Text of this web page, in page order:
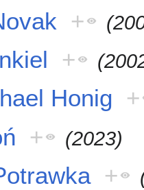
+
+
Honig +
+ (2023)
+